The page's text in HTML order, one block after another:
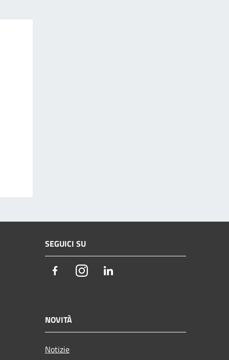
SEGUICI SU
FacebookInstagram
NOVITÀ
Notizie